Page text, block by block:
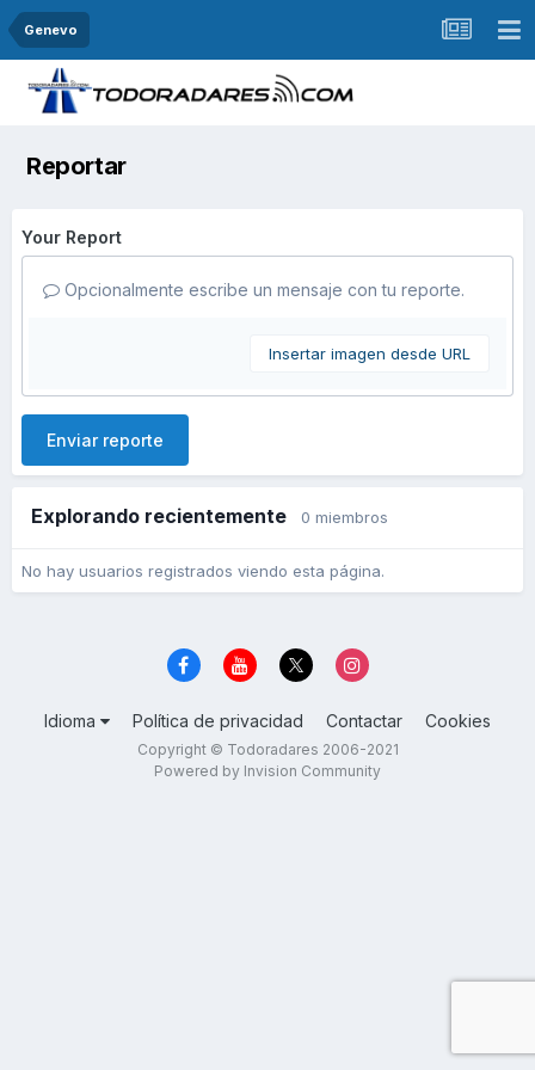
Genevo
Reportar
Your Report
Opcionalmente escribe un mensaje con tu reporte.
Insertar imagen desde URL
Enviar reporte
Explorando recientemente 0 miembros
No hay usuarios registrados viendo esta página.
Idioma Política de privacidad Contactar Cookies
Copyright © Todoradares 2006-2021
Powered by Invision Community